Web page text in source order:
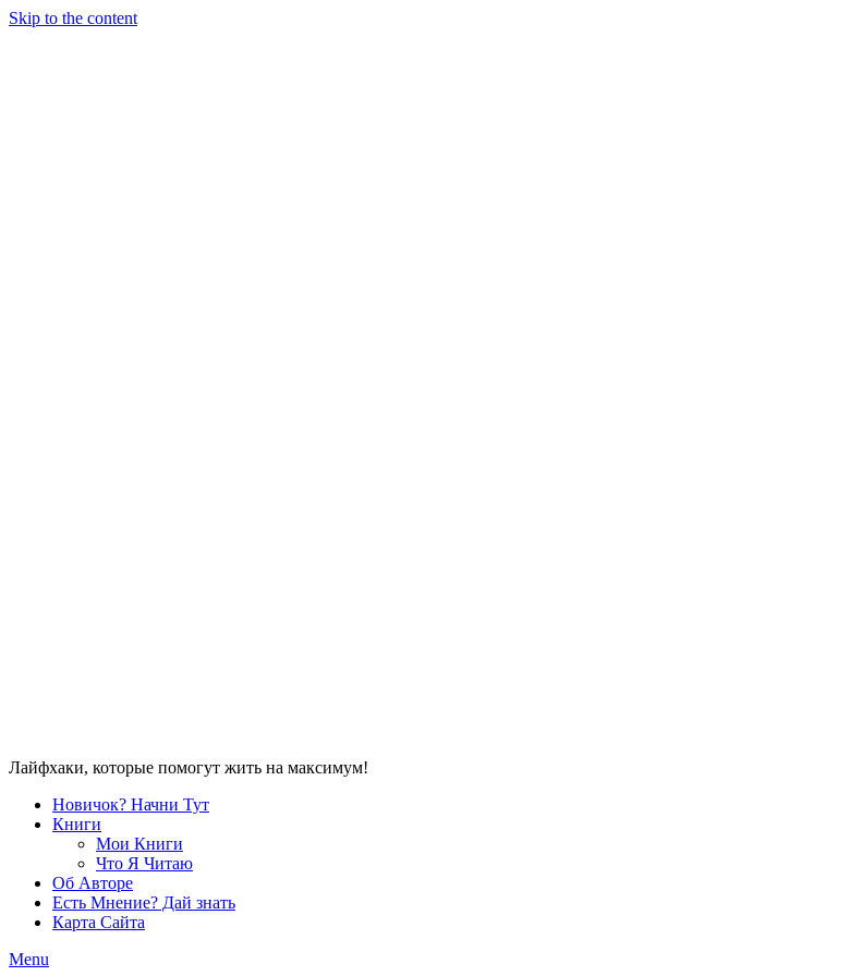
Skip to the content
Лайфхаки, которые помогут жить на максимум!
Новичок? Начни Тут
Книги
Мои Книги
Что Я Читаю
Об Авторе
Есть Мнение? Дай знать
Карта Сайта
Menu